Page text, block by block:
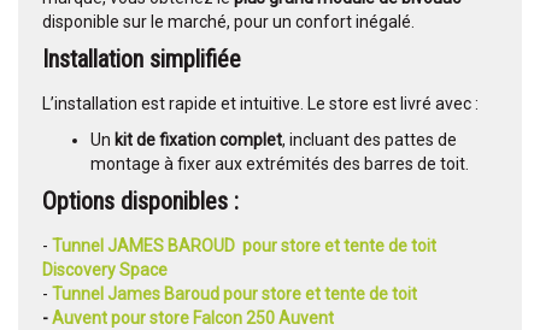
disponible sur le marché, pour un confort inégalé.
Installation simplifiée
L’installation est rapide et intuitive. Le store est livré avec :
Un kit de fixation complet, incluant des pattes de
montage à fixer aux extrémités des barres de toit.
Options disponibles :
- Tunnel JAMES BAROUD pour store et tente de toit
Discovery Space
- Tunnel James Baroud pour store et tente de toit
-Auvent pour store Falcon 250 Auvent